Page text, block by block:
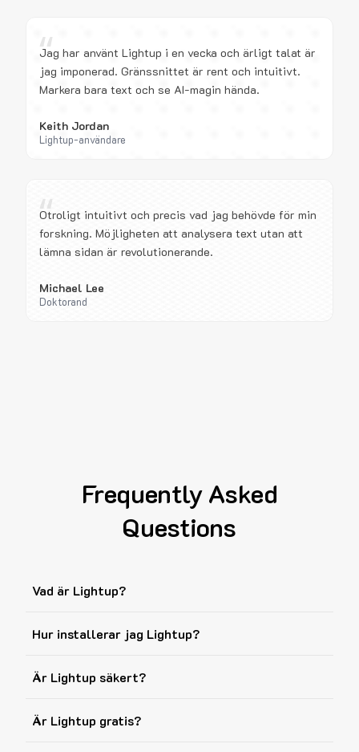
“
Jag har använt Lightup i en vecka och ärligt talat är
jag imponerad. Gränssnittet är rent och intuitivt.
Markera bara text och se AI-magin hända.
Keith Jordan
Lightup-användare
“
Otroligt intuitivt och precis vad jag behövde för min
forskning. Möjligheten att analysera text utan att
lämna sidan är revolutionerande.
Michael Lee
Doktorand
Frequently Asked
Questions
Vad är Lightup?
Hur installerar jag Lightup?
Är Lightup säkert?
Är Lightup gratis?